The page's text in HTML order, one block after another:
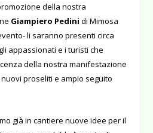
della nostra
Giampiero Pedinidi Mimosa
li saranno presenti circa
appassionati e i turisti che
della nostra manifestazione
proseliti e ampio seguito
già in cantiere nuove idee per il